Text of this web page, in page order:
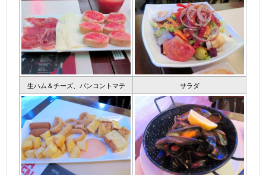
生ハム＆チーズ、パンコントマテ サラダ